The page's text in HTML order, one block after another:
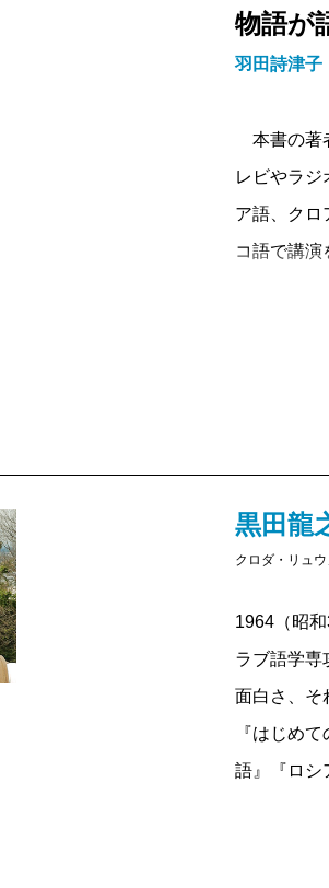
物語が
羽田詩津子
本書の著
レビやラ
ア語、クロ
コ語で講演
まず、チ
「語彙は
を原書で読
グの『ト
が、すでに
を解いた
た原書の読
べてを分
ん読み進め
黒田龍
クロダ・リュ
1964（昭
ラブ語学専
面白さ、そ
『はじめ
語』『ロシ